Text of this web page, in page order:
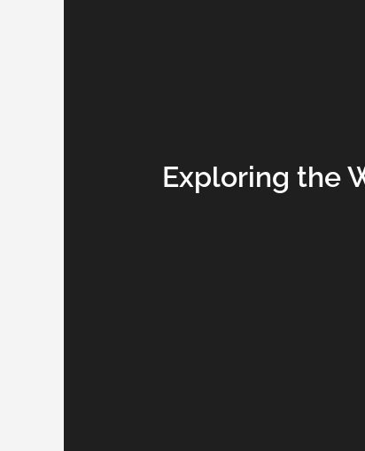
Exploring the